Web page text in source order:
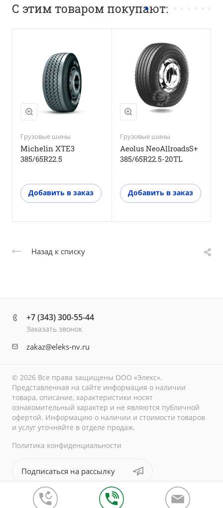
С этим товаром покупают:
Грузовые шины
Michelin XTE3
385/65R22.5
Добавить в заказ
Рулевая ось
M+S
Да
3PMSF
Грузовые шины
Aeolus NeoAllroadsS+
385/65R22.5-20TL
Добавить в заказ
Положение оси
Прицепная ось
M+S
Да
3PMSF
Назад к списку
+7 (343) 300-55-44
Заказать звонок
zakaz@eleks-nv.ru
© 2026 Все права защищены ООО «Элекс».
Представленная на сайте информация о наличии
товара, описание, характеристики носят
ознакомительный характер и не являются публичной
офертой. Информацию о наличии и стоимости товаров
и услуг уточняйте в отделе продаж.
Политика конфиденциальности
Подписаться на рассылку